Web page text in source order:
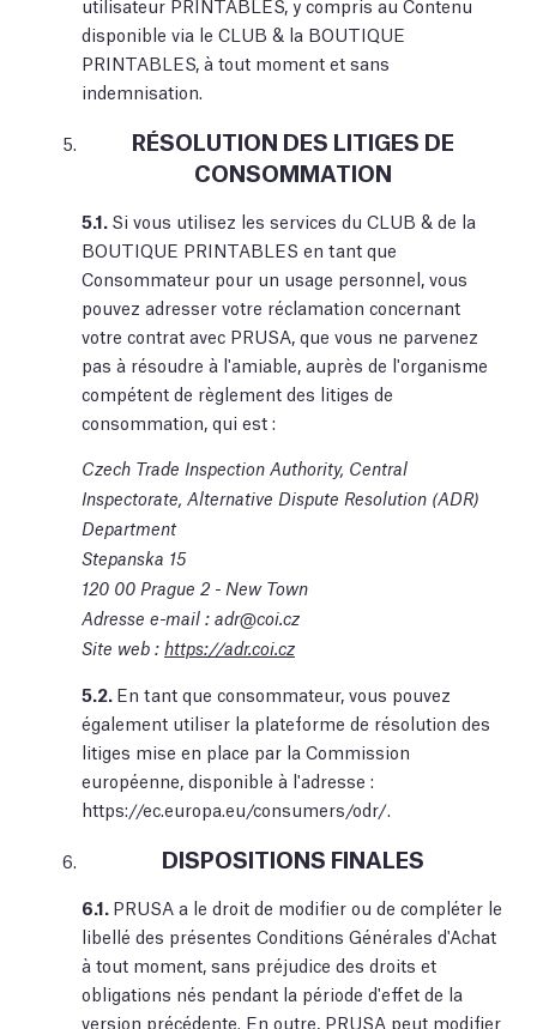
utilisateur PRINTABLES, y compris au Contenu
disponible via le CLUB & la BOUTIQUE
PRINTABLES, à tout moment et sans
indemnisation.
RÉSOLUTION DES LITIGES DE
CONSOMMATION
5.1. Si vous utilisez les services du CLUB & de la
BOUTIQUE PRINTABLES en tant que
Consommateur pour un usage personnel, vous
pouvez adresser votre réclamation concernant
votre contrat avec PRUSA, que vous ne parvenez
pas à résoudre à l'amiable, auprès de l'organisme
compétent de règlement des litiges de
consommation, qui est :
Czech Trade Inspection Authority, Central
Inspectorate, Alternative Dispute Resolution (ADR)
Department
Stepanska 15
120 00 Prague 2 - New Town
Adresse e-mail : adr@coi.cz
Site web : https://adr.coi.cz
5.2. En tant que consommateur, vous pouvez
également utiliser la plateforme de résolution des
litiges mise en place par la Commission
européenne, disponible à l'adresse :
https://ec.europa.eu/consumers/odr/.
DISPOSITIONS FINALES
6.1. PRUSA a le droit de modifier ou de compléter le
libellé des présentes Conditions Générales d'Achat
à tout moment, sans préjudice des droits et
obligations nés pendant la période d'effet de la
version précédente. En outre, PRUSA peut modifier